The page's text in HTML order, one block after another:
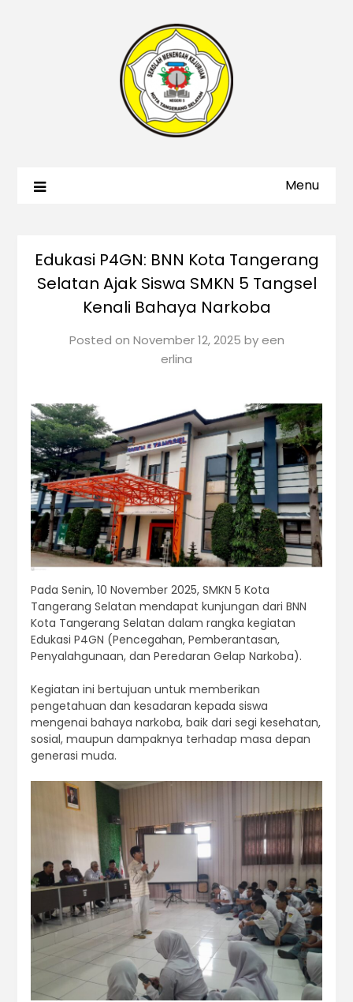
Menu
Edukasi P4GN: BNN Kota Tangerang
Selatan Ajak Siswa SMKN 5 Tangsel
Kenali Bahaya Narkoba
Posted on November 12, 2025 byeen
erlina
Pada Senin, 10 November 2025, SMKN 5 Kota
Tangerang Selatan mendapat kunjungan dari BNN
Kota Tangerang Selatan dalam rangka kegiatan
Edukasi P4GN (Pencegahan, Pemberantasan,
Penyalahgunaan, dan Peredaran Gelap Narkoba).
Kegiatan ini bertujuan untuk memberikan
pengetahuan dan kesadaran kepada siswa
mengenai bahaya narkoba, baik dari segi kesehatan,
sosial, maupun dampaknya terhadap masa depan
generasi muda.